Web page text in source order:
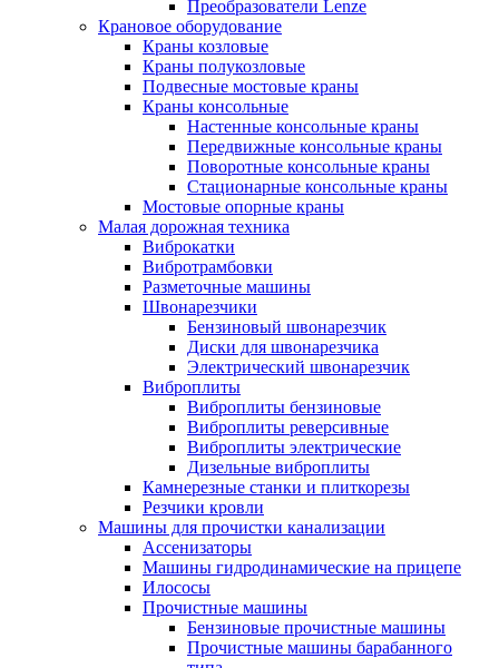
Преобразователи Lenze
Крановое оборудование
Краны козловые
Краны полукозловые
Подвесные мостовые краны
Краны консольные
Настенные консольные краны
Передвижные консольные краны
Поворотные консольные краны
Стационарные консольные краны
Мостовые опорные краны
Малая дорожная техника
Виброкатки
Вибротрамбовки
Разметочные машины
Швонарезчики
Бензиновый швонарезчик
Диски для швонарезчика
Электрический швонарезчик
Виброплиты
Виброплиты бензиновые
Виброплиты реверсивные
Виброплиты электрические
Дизельные виброплиты
Камнерезные станки и плиткорезы
Резчики кровли
Машины для прочистки канализации
Ассенизаторы
Машины гидродинамические на прицепе
Илососы
Прочистные машины
Бензиновые прочистные машины
Прочистные машины барабанного